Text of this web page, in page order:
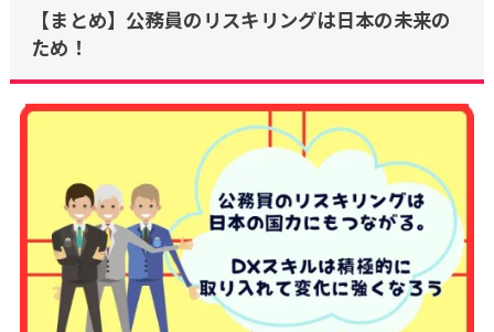
【まとめ】公務員のリスキリングは日本の未来の
ため！